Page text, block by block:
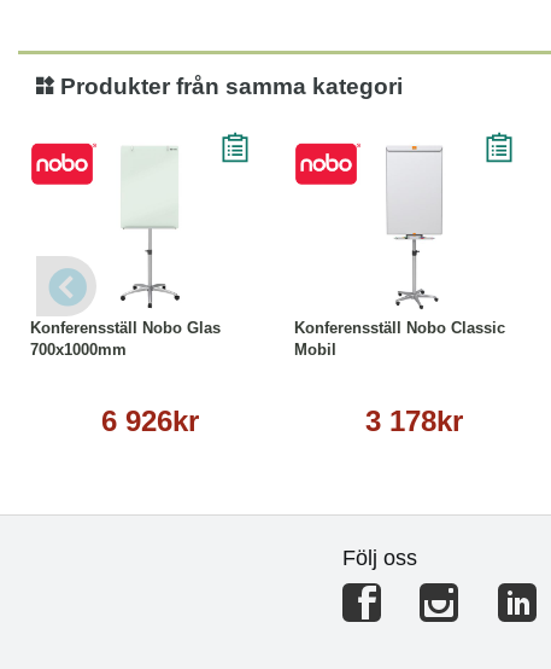
Produkter från samma kategori
Konferensställ Nobo Glas
700x1000mm
6 926kr
Köp
Konferensställ Nobo Classic
Mobil
3 178kr
Följ oss